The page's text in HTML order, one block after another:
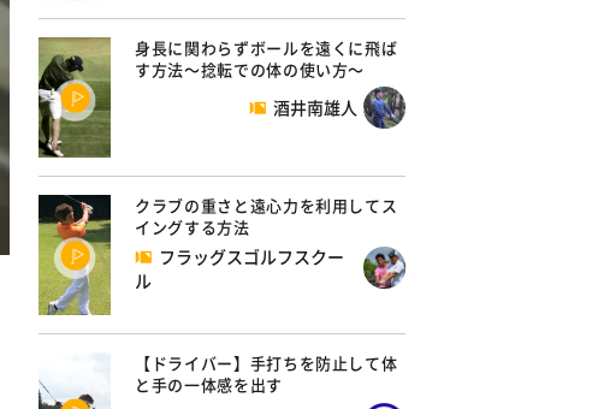
身長に関わらずボールを遠くに飛ば
す方法～捻転での体の使い方～
酒井南雄人
クラブの重さと遠心力を利用してス
イングする方法
フラッグスゴルフスクー
ル
【ドライバー】手打ちを防止して体
と手の一体感を出す